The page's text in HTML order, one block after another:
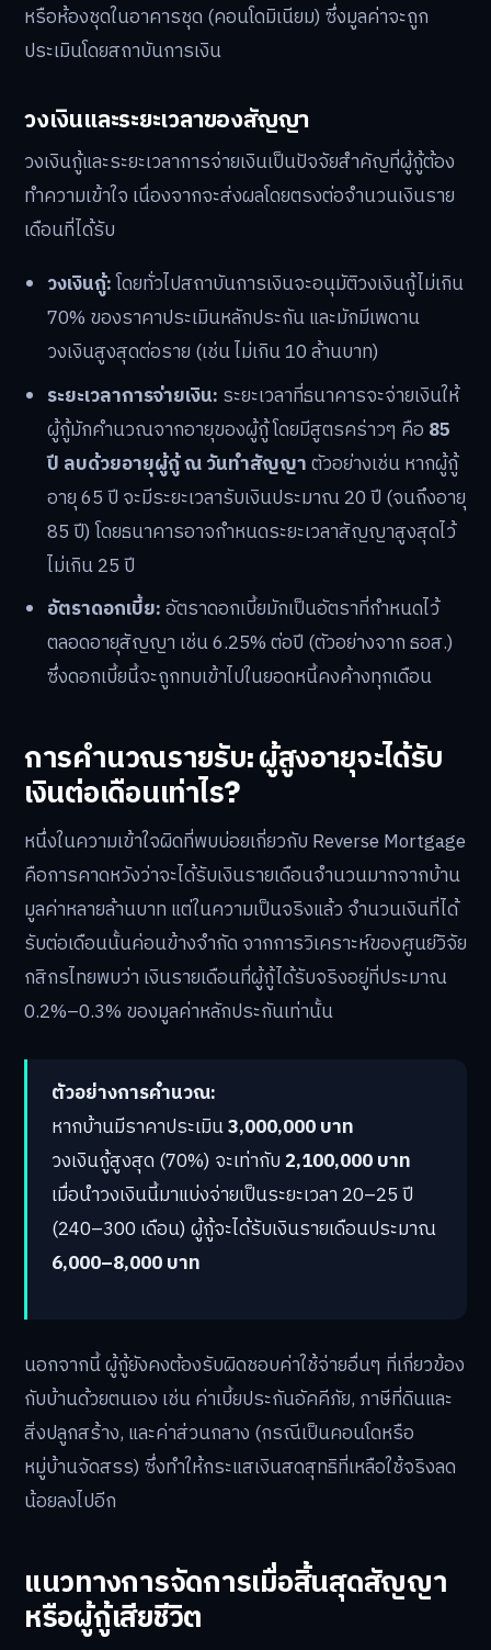
หรือห้องชุดในอาคารชุด (คอนโดมิเนียม) ซึ่งมูลค่าจะถูก
ประเมินโดยสถาบันการเงิน
วงเงินและระยะเวลาของสัญญา
วงเงินกู้และระยะเวลาการจ่ายเงินเป็นปัจจัยสำคัญที่ผู้กู้ต้อง
ทำความเข้าใจ เนื่องจากจะส่งผลโดยตรงต่อจำนวนเงินราย
เดือนที่ได้รับ
วงเงินกู้:โดยทั่วไปสถาบันการเงินจะอนุมัติวงเงินกู้ไม่เกิน
70% ของราคาประเมินหลักประกัน และมักมีเพดาน
วงเงินสูงสุดต่อราย (เช่น ไม่เกิน 10 ล้านบาท)
ระยะเวลาการจ่ายเงิน: ระยะเวลาที่ธนาคารจะจ่ายเงินให้
ผู้กู้มักคำนวณจากอายุของผู้กู้ โดยมีสูตรคร่าวๆ คือ 85
ปี ลบด้วยอายุผู้กู้ ณ วันทำสัญญาตัวอย่างเช่น หากผู้กู้
อายุ 65 ปี จะมีระยะเวลารับเงินประมาณ 20 ปี (จนถึงอายุ
85 ปี) โดยธนาคารอาจกำหนดระยะเวลาสัญญาสูงสุดไว้
ไม่เกิน 25 ปี
อัตราดอกเบี้ย:อัตราดอกเบี้ยมักเป็นอัตราที่กำหนดไว้
ตลอดอายุสัญญา เช่น 6.25% ต่อปี (ตัวอย่างจาก ธอส.)
ซึ่งดอกเบี้ยนี้จะถูกทบเข้าไปในยอดหนี้คงค้างทุกเดือน
การคำนวณรายรับ: ผู้สูงอายุจะได้รับ
เงินต่อเดือนเท่าไร?
หนึ่งในความเข้าใจผิดที่พบบ่อยเกี่ยวกับ Reverse Mortgage
คือการคาดหวังว่าจะได้รับเงินรายเดือนจำนวนมากจากบ้าน
มูลค่าหลายล้านบาท แต่ในความเป็นจริงแล้ว จำนวนเงินที่ได้
รับต่อเดือนนั้นค่อนข้างจำกัด จากการวิเคราะห์ของศูนย์วิจัย
กสิกรไทยพบว่า เงินรายเดือนที่ผู้กู้ได้รับจริงอยู่ที่ประมาณ
0.2%–0.3% ของมูลค่าหลักประกันเท่านั้น
ตัวอย่างการคำนวณ:
หากบ้านมีราคาประเมิน3,000,000 บาท
วงเงินกู้สูงสุด (70%) จะเท่ากับ 2,100,000 บาท
เมื่อนำวงเงินนี้มาแบ่งจ่ายเป็นระยะเวลา 20–25 ปี
(240–300 เดือน) ผู้กู้จะได้รับเงินรายเดือนประมาณ
6,000–8,000 บาท
นอกจากนี้ ผู้กู้ยังคงต้องรับผิดชอบค่าใช้จ่ายอื่นๆ ที่เกี่ยวข้อง
กับบ้านด้วยตนเอง เช่น ค่าเบี้ยประกันอัคคีภัย, ภาษีที่ดินและ
สิ่งปลูกสร้าง, และค่าส่วนกลาง (กรณีเป็นคอนโดหรือ
หมู่บ้านจัดสรร) ซึ่งทำให้กระแสเงินสดสุทธิที่เหลือใช้จริงลด
น้อยลงไปอีก
แนวทางการจัดการเมื่อสิ้นสุดสัญญา
หรือผู้กู้เสียชีวิต